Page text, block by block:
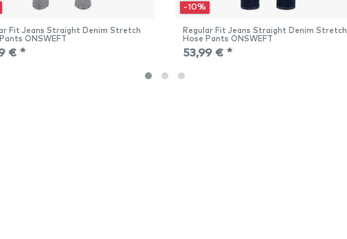
Fit Jeans Straight Denim Stretch
ONSWEFT
€ *
-10%
Regular Fit Jeans Straight Denim Stretch
Hose Pants ONSWEFT
53,99 € *